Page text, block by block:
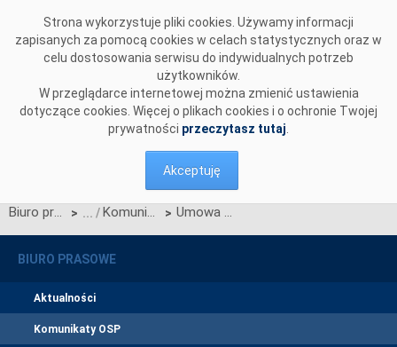
Strona wykorzystuje pliki cookies. Używamy informacji
zapisanych za pomocą cookies w celach statystycznych oraz w
celu dostosowania serwisu do indywidualnych potrzeb
użytkowników.
W przeglądarce internetowej można zmienić ustawienia
dotyczące cookies. Więcej o plikach cookies i o ochronie Twojej
prywatności przeczytasz tutaj
Akceptuję
Biuro prasowe > Komunikaty OSP > Umowa na współpracę w projekcie budowy trzeciego połączenia pomiędzy systemami przesyłowymi Polski i Niemiec podpisana
BIURO PRASOWE
Aktualności
Komunikaty OSP